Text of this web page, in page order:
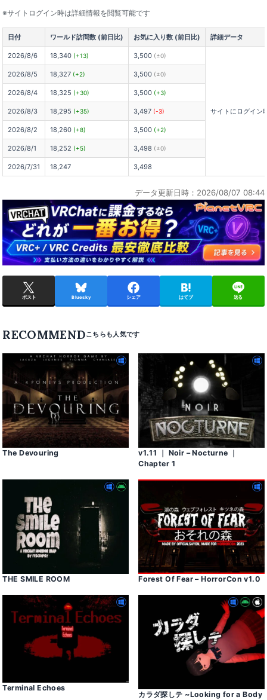
※サイトログイン時は詳細情報を閲覧可能です
日付 ワールド訪問数 (前日比) お気に入り数 (前日比) 詳細データ
2026/8/6 18,340 (+13) 3,500 (±0)
サイトにログイン
2026/8/5 18,327 (+2) 3,500 (±0)
2026/8/4 18,325 (+30) 3,500 (+3)
2026/8/3 18,295 (+35) 3,497 (-3)
2026/8/2 18,260 (+8) 3,500 (+2)
2026/8/1 18,252 (+5) 3,498 (±0)
2026/7/31 18,247 3,498
データ更新日時：2026/08/07 08:44
ポスト Bluesky シェア はてブ 送る
RECOMMEND
The Devouring
v1․11 ｜ Noir – Nocturne ｜
Chapter 1
THE SMILE ROOM Forest Of Fear – HorrorCon v1․0
Terminal Echoes
カラダ探しテ ~Looking for a Body